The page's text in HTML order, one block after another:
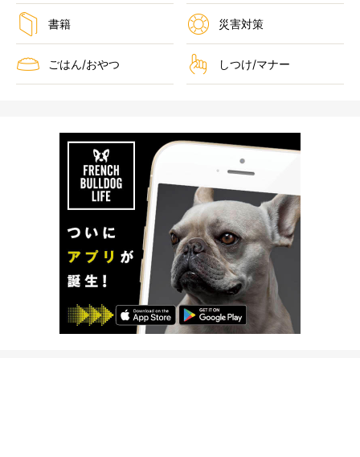
書籍 災害対策
ごはん/おやつ しつけ/マナー